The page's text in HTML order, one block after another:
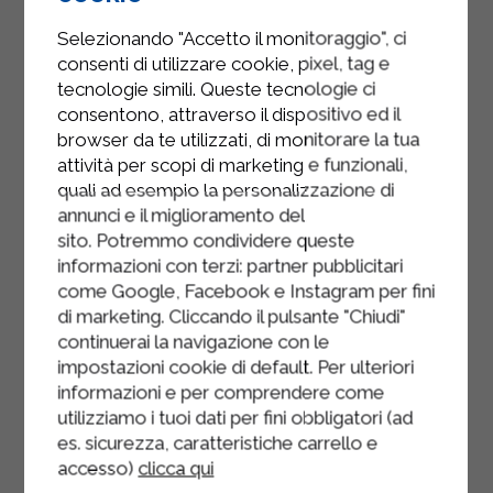
Prélevez 50 g de pâte à l'aide d'une
cuillère et formez des quenelles
avec une autre cuillère. Roulez-les
ensuite dans la chapelure et
déposez-les progressivement sur
une plaque.
Versez une bonne quantité d'huile
de pépins dans une poêle et faites-
la chauffer jusqu'à ce qu'elle
atteigne une température de 140 à
150 °C. Une fois l'huile à la bonne
température, ajoutez quelques
morceaux à la fois et faites-les dorer
(environ deux minutes). Égouttez-les
sur du papier absorbant.
Selezionando "Accetto il monitoraggio", ci
consenti di utilizzare cookie, pixel, tag e
tecnologie simili. Queste tecnologie ci
consentono, attraverso il dispositivo ed il
browser da te utilizzati, di monitorare la tua
attività per scopi di marketing e funzionali,
quali ad esempio la personalizzazione di
annunci e il miglioramento del
sito. Potremmo condividere queste
informazioni con terzi: partner pubblicitari
come Google, Facebook e Instagram per fini
di marketing. Cliccando il pulsante "Chiudi"
continuerai la navigazione con le
impostazioni cookie di default. Per ulteriori
informazioni e per comprendere come
utilizziamo i tuoi dati per fini obbligatori (ad
es. sicurezza, caratteristiche carrello e
accesso) clicca qui